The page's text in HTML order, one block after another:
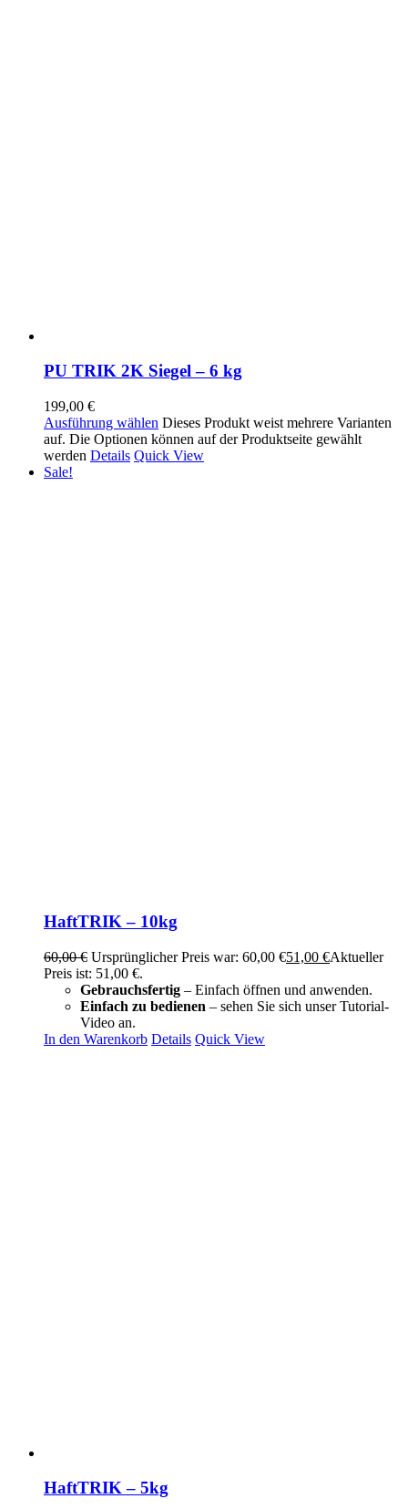
PU TRIK 2K Siegel – 6 kg
199,00 €
Ausführung wählen Dieses Produkt weist mehrere Varianten
auf. Die Optionen können auf der Produktseite gewählt
werden Details Quick View
Sale!
HaftTRIK – 10kg
60,00€ Ursprünglicher Preis war: 60,00 €51,00 €Aktueller
Preis ist: 51,00 €.
Gebrauchsfertig – Einfach öffnen und anwenden.
Einfach zu bedienen – sehen Sie sich unser Tutorial-
Video an.
In den Warenkorb Details Quick View
HaftTRIK – 5kg